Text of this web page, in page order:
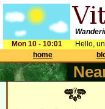
Mon 10 - 10:01
Hello,
home